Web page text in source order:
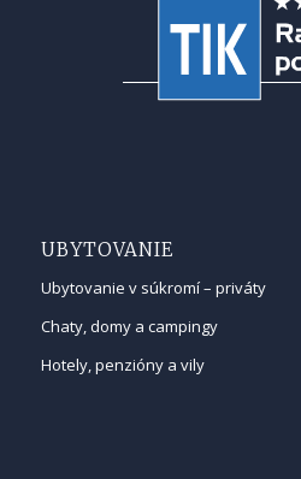
UBYTOVANIE
Ubytovanie v súkromí – priváty
Chaty, domy a campingy
Hotely, penzióny a vily